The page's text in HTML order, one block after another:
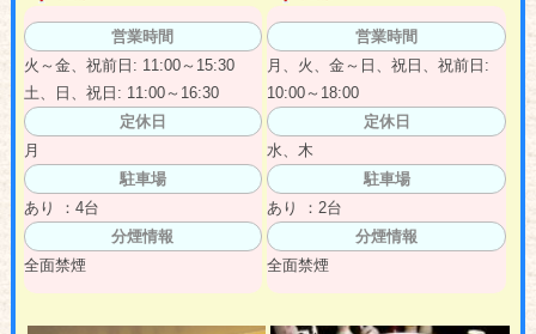
営業時間
火～金、祝前日: 11:00～15:30
土、日、祝日: 11:00～16:30
定休日
月
駐車場
あり ：4台
分煙情報
全面禁煙
営業時間
月、火、金～日、祝日、祝前日:
10:00～18:00
定休日
水、木
駐車場
あり ：2台
分煙情報
全面禁煙